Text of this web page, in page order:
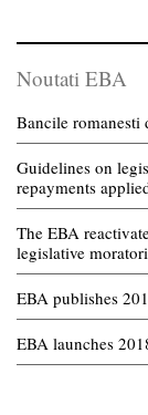
Noutati EBA
Bancile romanesti
Guidelines on
repayments
The EBA
legislative
EBA publishes
EBA launches